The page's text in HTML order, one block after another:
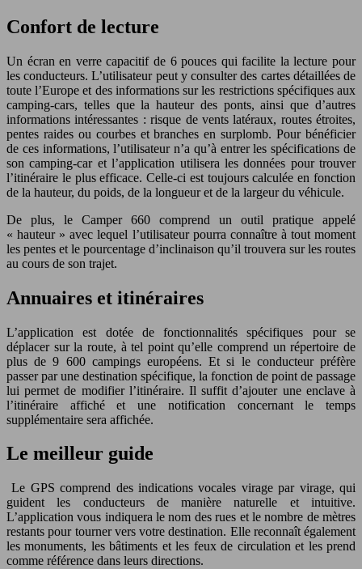
Confort de lecture
Un écran en verre capacitif de 6 pouces qui facilite la lecture pour
les conducteurs. L’utilisateur peut y consulter des cartes détaillées de
toute l’Europe et des informations sur les restrictions spécifiques aux
camping-cars, telles que la hauteur des ponts, ainsi que d’autres
informations intéressantes : risque de vents latéraux, routes étroites,
pentes raides ou courbes et branches en surplomb. Pour bénéficier
de ces informations, l’utilisateur n’a qu’à entrer les spécifications de
son camping-car et l’application utilisera les données pour trouver
l’itinéraire le plus efficace. Celle-ci est toujours calculée en fonction
de la hauteur, du poids, de la longueur et de la largeur du véhicule.
De plus, le Camper 660 comprend un outil pratique appelé
« hauteur » avec lequel l’utilisateur pourra connaître à tout moment
les pentes et le pourcentage d’inclinaison qu’il trouvera sur les routes
au cours de son trajet.
Annuaires et itinéraires
L’application est dotée de fonctionnalités spécifiques pour se
déplacer sur la route, à tel point qu’elle comprend un répertoire de
plus de 9 600 campings européens. Et si le conducteur préfère
passer par une destination spécifique, la fonction de point de passage
lui permet de modifier l’itinéraire. Il suffit d’ajouter une enclave à
l’itinéraire affiché et une notification concernant le temps
supplémentaire sera affichée.
Le meilleur guide
Le GPS comprend des indications vocales virage par virage, qui
guident les conducteurs de manière naturelle et intuitive.
L’application vous indiquera le nom des rues et le nombre de mètres
restants pour tourner vers votre destination. Elle reconnaît également
les monuments, les bâtiments et les feux de circulation et les prend
comme référence dans leurs directions.